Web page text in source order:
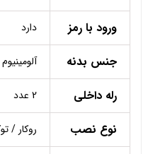
ورود با رمز دارد
جنس بدنه آلومینیوم
رله داخلی 2 عدد
نوع نصب روکار /